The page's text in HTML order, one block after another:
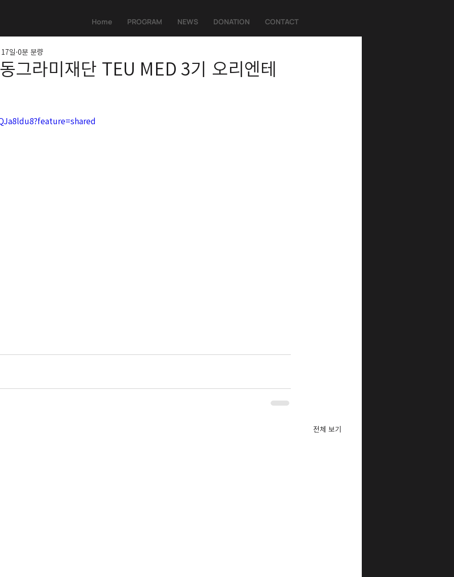
Home PROGRAM NEWS DONATION CONTACT
그라미재단 TEU MED 3기 오리엔테
일 0분 분량
전체 보기